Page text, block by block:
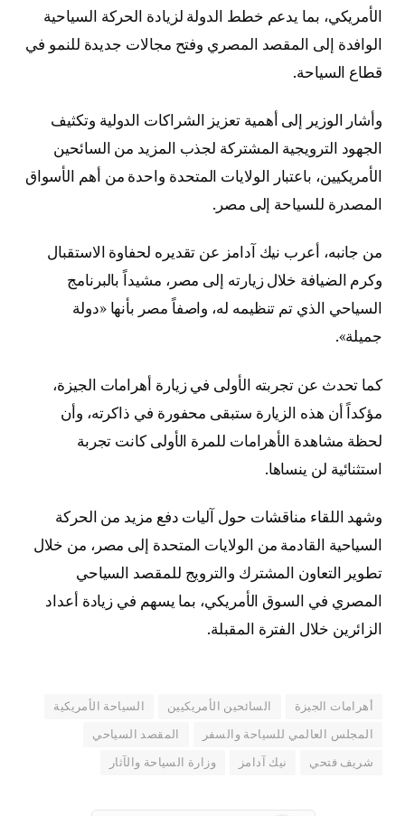
الأمريكي، بما يدعم خطط الدولة لزيادة الحركة السياحية
الوافدة إلى المقصد المصري وفتح مجالات جديدة للنمو في
قطاع السياحة.
وأشار الوزير إلى أهمية تعزيز الشراكات الدولية وتكثيف
الجهود الترويجية المشتركة لجذب المزيد من السائحين
الأمريكيين، باعتبار الولايات المتحدة واحدة من أهم الأسواق
المصدرة للسياحة إلى مصر.
من جانبه، أعرب نيك آدامز عن تقديره لحفاوة الاستقبال
وكرم الضيافة خلال زيارته إلى مصر، مشيداً بالبرنامج
السياحي الذي تم تنظيمه له، واصفاً مصر بأنها «دولة
جميلة».
كما تحدث عن تجربته الأولى في زيارة أهرامات الجيزة،
مؤكداً أن هذه الزيارة ستبقى محفورة في ذاكرته، وأن
لحظة مشاهدة الأهرامات للمرة الأولى كانت تجربة
استثنائية لن ينساها.
وشهد اللقاء مناقشات حول آليات دفع مزيد من الحركة
السياحية القادمة من الولايات المتحدة إلى مصر، من خلال
تطوير التعاون المشترك والترويج للمقصد السياحي
المصري في السوق الأمريكي، بما يسهم في زيادة أعداد
الزائرين خلال الفترة المقبلة.
أهرامات الجيزة السائحين الأمريكيين السياحة الأمريكية
المجلس العالمي للسياحة والسفر المقصد السياحي
شريف فتحي نيك آدامز وزارة السياحة والآثار